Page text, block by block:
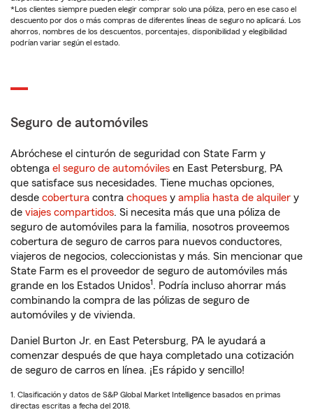
*Los clientes siempre pueden elegir comprar solo una póliza, pero en ese caso el
descuento por dos o más compras de diferentes líneas de seguro no aplicará. Los
ahorros, nombres de los descuentos, porcentajes, disponibilidad y elegibilidad
podrían variar según el estado.
Seguro de automóviles
Abróchese el cinturón de seguridad con State Farm y
obtenga el seguro de automóviles en East Petersburg, PA
que satisface sus necesidades. Tiene muchas opciones,
desde cobertura contra choques y amplia hasta de alquiler y
de viajes compartidos. Si necesita más que una póliza de
seguro de automóviles para la familia, nosotros proveemos
cobertura de seguro de carros para nuevos conductores,
viajeros de negocios, coleccionistas y más. Sin mencionar que
State Farm es el proveedor de seguro de automóviles más
grande en los Estados Unidos1 . Podría incluso ahorrar más
combinando la compra de las pólizas de seguro de
automóviles y de vivienda.
Daniel Burton Jr. en East Petersburg, PA le ayudará a
comenzar después de que haya completado una cotización
de seguro de carros en línea. ¡Es rápido y sencillo!
1. Clasificación y datos de S&P Global Market Intelligence basados en primas
directas escritas a fecha del 2018.